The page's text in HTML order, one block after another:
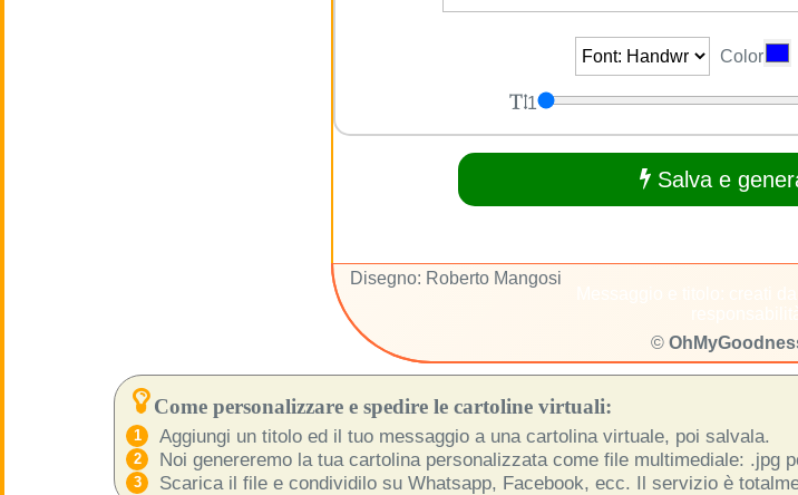
Color
1
Salva e
Disegno: Roberto Mangosi
©
Come personalizzare e spedire le cartoline virtuali:
Aggiungi un titolo ed il tuo messaggio a una cartolina virtuale, poi salvala.
Noi genereremo la tua cartolina personalizzata come file multimediale:
Scarica il file e condividilo su Whatsapp, Facebook, ecc. Il servizio è